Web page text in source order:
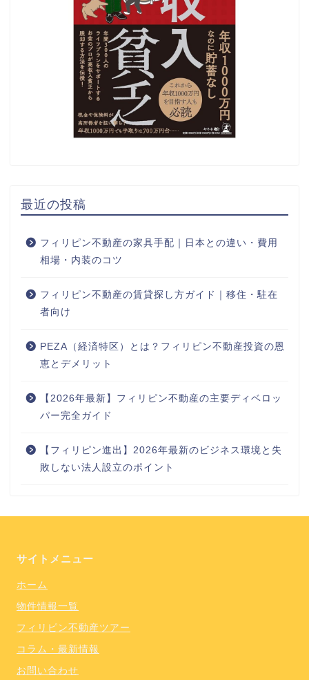
最近の投稿
フィリピン不動産の家具手配｜日本との違い・費用
相場・内装のコツ
フィリピン不動産の賃貸探し方ガイド｜移住・駐在
者向け
PEZA（経済特区）とは？フィリピン不動産投資の恩
恵とデメリット
【2026年最新】フィリピン不動産の主要ディベロッ
パー完全ガイド
【フィリピン進出】2026年最新のビジネス環境と失
敗しない法人設立のポイント
サイトメニュー
ホーム
物件情報一覧
フィリピン不動産ツアー
コラム・最新情報
お問い合わせ